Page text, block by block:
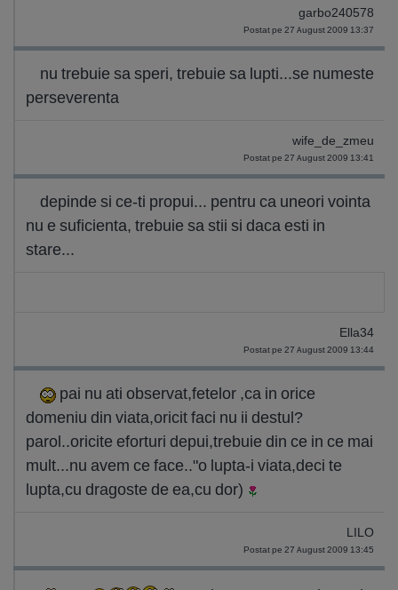
garbo240578
Postat pe 27 August 2009 13:37
nu trebuie sa speri, trebuie sa lupti...se numeste
perseverenta
wife_de_zmeu
Postat pe 27 August 2009 13:41
depinde si ce-ti propui... pentru ca uneori vointa
nu e suficienta, trebuie sa stii si daca esti in
stare...
Ella34
Postat pe 27 August 2009 13:44
pai nu ati observat,fetelor ,ca in orice
domeniu din viata,oricit faci nu ii destul?
parol..oricite eforturi depui,trebuie din ce in ce mai
mult...nu avem ce face.."o lupta-i viata,deci te
lupta,cu dragoste de ea,cu dor)
LILO
Postat pe 27 August 2009 13:45